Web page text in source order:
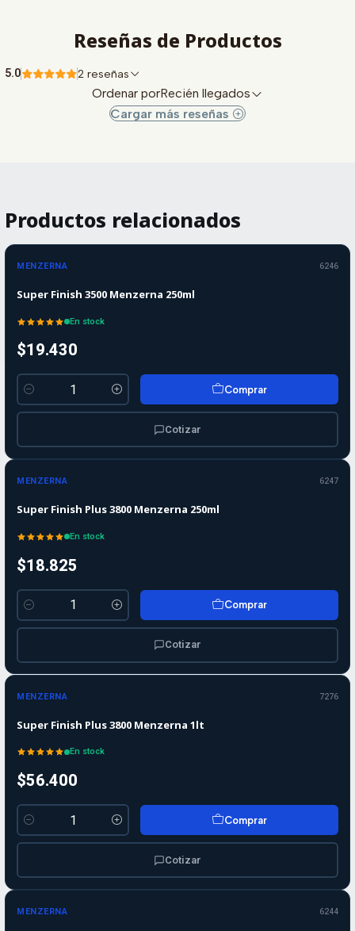
Reseñas de Productos
5.0 2 reseñas
Ordenar porRecién llegados
Cargar más reseñas
Productos relacionados
MENZERNA 6246
Super Finish 3500 Menzerna 250ml
En stock
$19.430
Cantidad
Comprar
Cotizar
MENZERNA 6247
Super Finish Plus 3800 Menzerna 250ml
En stock
$18.825
Cantidad
Comprar
Cotizar
MENZERNA 7276
Super Finish Plus 3800 Menzerna 1lt
En stock
$56.400
Cantidad
Comprar
Cotizar
MENZERNA 6244